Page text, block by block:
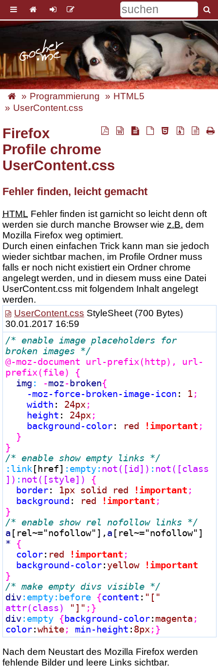
Programmierung
HTML5
UserContent.css
Firefox
Profile chrome
UserContent.css
Fehler finden, leicht gemacht
HTML Fehler finden ist garnicht so leicht denn oft
werden sie durch manche Browser wie z.B. dem
Mozilla Firefox weg optimiert.
Durch einen einfachen Trick kann man sie jedoch
wieder sichtbar machen, im Profile Ordner muss
falls er noch nicht existiert ein Ordner chrome
angelegt werden, und in diesem muss eine Datei
UserContent.css mit folgendem Inhalt angelegt
werden.
UserContent.css StyleSheet (700 Bytes)
30.01.2017 16:59
/* enable image placeholders for
broken images */
@-moz-document url-prefix(http), url-
prefix(file) {
img : -moz-broken{
-moz-force-broken-image-icon : 1;
width : 24px ;
height : 24px ;
background-color: red !important ;
  }
}
/* enable show empty links */
:link[href] :empty: not( [id] ) : not( [class
] ) : not( [style] )
{
border: 1px solid red !important ;
background : red !important ;
}
/* enable show rel nofollow links */
a [rel~="nofollow"] , a [rel~="nofollow"]
*
{
color: red !important ;
background-color: yellow
}
/* make empty divs visible */
div:empty:before {content :
attr(class) "]" ;}
div:empty {background-color: magenta
color:white; min-height : 8px ;}
Nach dem Neustart des Mozilla Firefox werden
fehlende Bilder und leere Links sichtbar.